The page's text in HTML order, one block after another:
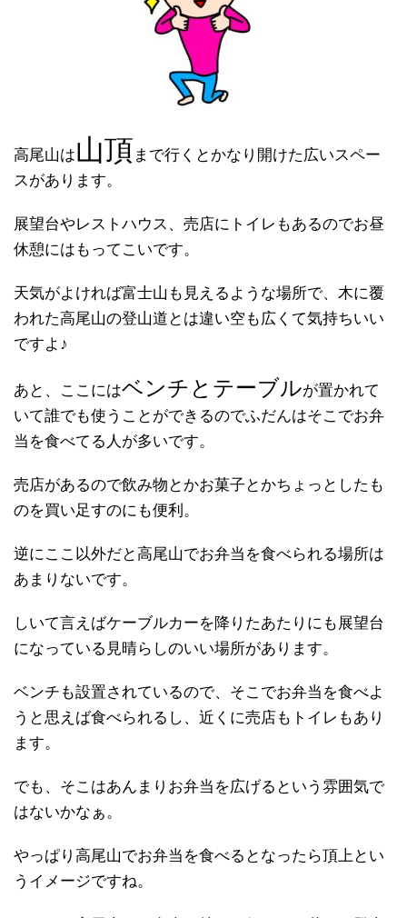
高尾山は山頂 まで行くとかなり開けた広いスペー
スがあります。
展望台やレストハウス、売店にトイレもあるのでお昼
休憩にはもってこいです。
天気がよければ富士山も見えるような場所で、木に覆
われた高尾山の登山道とは違い空も広くて気持ちいい
ですよ♪
あと、ここにはベンチとテーブルが置かれて
いて誰でも使うことができるのでふだんはそこでお弁
当を食べてる人が多いです。
売店があるので飲み物とかお菓子とかちょっとしたも
のを買い足すのにも便利。
逆にここ以外だと高尾山でお弁当を食べられる場所は
あまりないです。
しいて言えばケーブルカーを降りたあたりにも展望台
になっている見晴らしのいい場所があります。
ベンチも設置されているので、そこでお弁当を食べよ
うと思えば食べられるし、近くに売店もトイレもあり
ます。
でも、そこはあんまりお弁当を広げるという雰囲気で
はないかなぁ。
やっぱり高尾山でお弁当を食べるとなったら頂上とい
うイメージですね。